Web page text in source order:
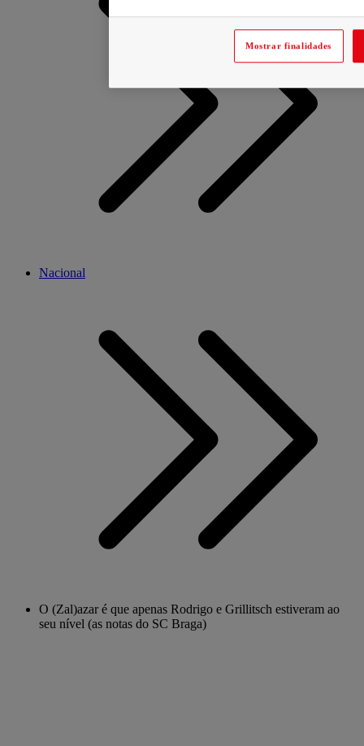
Nacional
O (Zal)azar é que apenas Rodrigo e Grillitsch estiveram ao
seu nível (as notas do SC Braga)
Mostrar finalidades